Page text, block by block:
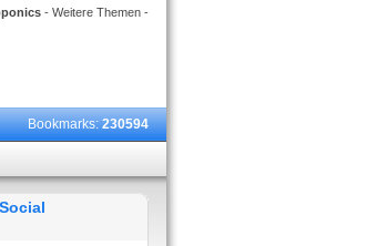
- Weitere Themen -
Bookmarks:230594